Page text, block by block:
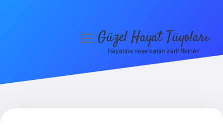
menüyüGüzel Hayat Tüyoları
Hayatına neşe katan zarif fikirler!